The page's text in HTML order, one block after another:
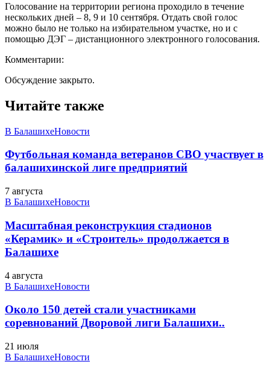
Голосование на территории региона проходило в течение
нескольких дней – 8, 9 и 10 сентября. Отдать свой голос
можно было не только на избирательном участке, но и с
помощью ДЭГ – дистанционного электронного голосования.
Комментарии:
Обсуждение закрыто.
Читайте также
В БалашихеНовости
Футбольная команда ветеранов СВО участвует в
балашихинской лиге предприятий
7 августа
В БалашихеНовости
Масштабная реконструкция стадионов
«Керамик» и «Строитель» продолжается в
Балашихе
4 августа
В БалашихеНовости
Около 150 детей стали участниками
соревнований Дворовой лиги Балашихи..
21 июля
В БалашихеНовости